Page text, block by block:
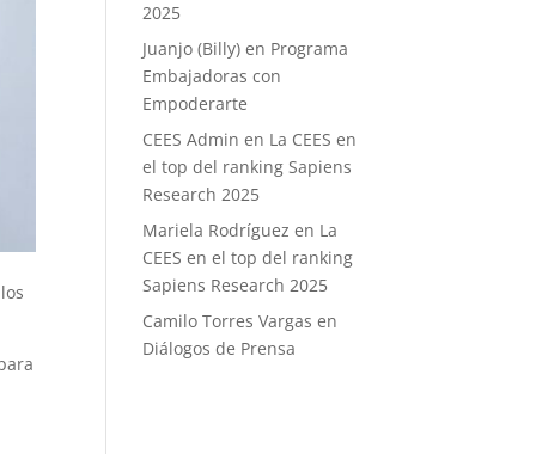
2025
Juanjo (Billy) en Programa
Embajadoras con
Empoderarte
CEES Admin en La CEES en
el top del ranking Sapiens
Research 2025
Mariela Rodríguez en La
CEES en el top del ranking
Sapiens Research 2025
Camilo Torres Vargas en
Diálogos de Prensa